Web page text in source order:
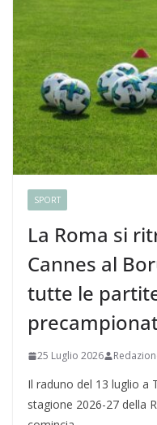
SPORT
La Roma si
Cannes al
tutte le
25 Luglio 2026
Il raduno del 13 luglio a
stagione 2026-27 della